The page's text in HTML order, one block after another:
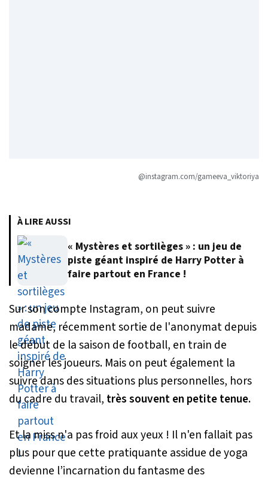
@instagram.com/gameeva_viktoriya
À LIRE AUSSI
« Mystères et sortilèges » : un jeu de
piste géant inspiré de Harry Potter à
faire partout en France !
Sur son compte Instagram, on peut suivre
madame, récemment sortie de l'anonymat depuis
le début de la saison de football, en train de
soigner les joueurs. Mais on peut également la
suivre dans des situations plus personnelles, hors
du cadre du travail, très souvent en petite tenue.
Et la miss n'a pas froid aux yeux ! Il n'en fallait pas
plus pour que cette pratiquante assidue de yoga
devienne l’incarnation du fantasme des